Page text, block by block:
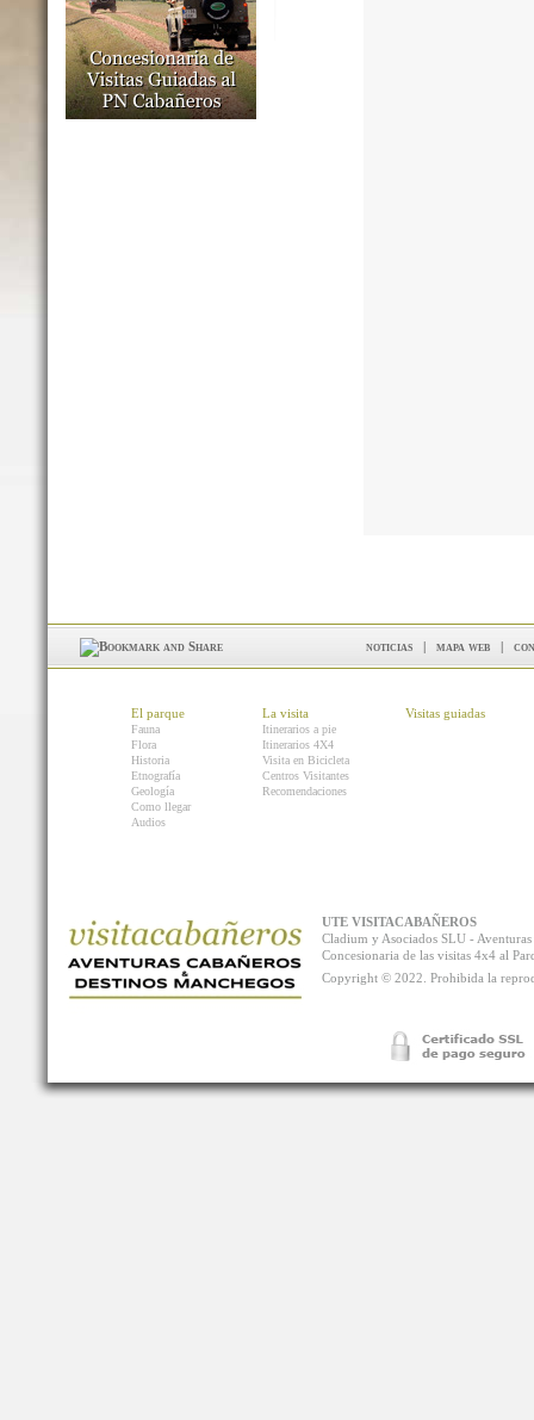
noticias | mapa web |
El parque
Fauna
Flora
Historia
Etnografía
Geología
Como llegar
Audios
La visita
Itinerarios a pie
Itinerarios 4X4
Visita en Bicicleta
Centros Visitantes
Recomendaciones
Visitas guiadas
UTE VISITACABAÑEROS
Cladium y Asociados SLU -
Concesionaria de las visitas 4x4 al
Copyright © 2022. Prohibida la